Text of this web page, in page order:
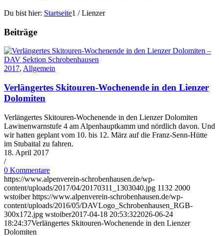
Du bist hier: Startseite1 / Lienzer
Beiträge
2017, Allgemein
Verlängertes Skitouren-Wochenende in den Lienzer
Dolomiten
Verlängertes Skitouren-Wochenende in den Lienzer Dolomiten
Lawinenwarnstufe 4 am Alpenhauptkamm und nördlich davon. Und
wir hatten geplant vom 10. bis 12. März auf die Franz-Senn-Hütte
im Stubaital zu fahren.
18. April 2017
/
0 Kommentare
https://www.alpenverein-schrobenhausen.de/wp-
content/uploads/2017/04/20170311_1303040.jpg 1132 2000
wstoiber https://www.alpenverein-schrobenhausen.de/wp-
content/uploads/2016/05/DAVLogo_Schrobenhausen_RGB-
300x172.jpg wstoiber2017-04-18 20:53:322026-06-24
18:24:37Verlängertes Skitouren-Wochenende in den Lienzer
Dolomiten